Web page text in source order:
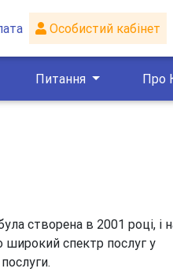
Особистий кабінет
Питання Про
створена в 2001 році, і
широкий спектр послуг у